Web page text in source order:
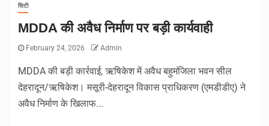
सिटी
MDDA की अवैध निर्माण पर बड़ी कार्यवाही
February 24, 2026 Admin
MDDA की बड़ी कार्रवाई, ऋषिकेश में अवैध बहुमंजिला भवन सील
देहरादून/ऋषिकेश। मसूरी-देहरादून विकास प्राधिकरण (एमडीडीए) ने
अवैध निर्माण के खिलाफ...